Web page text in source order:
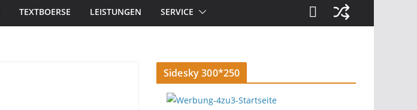
TEXTBOERSE LEISTUNGEN SERVICE
Sidesky 300*250